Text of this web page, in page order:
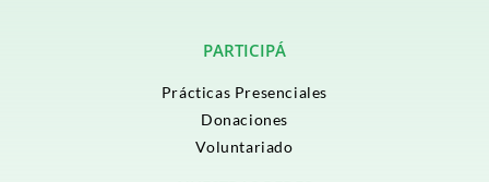
PARTICIPÁ
Prácticas Presenciales
Donaciones
Voluntariado